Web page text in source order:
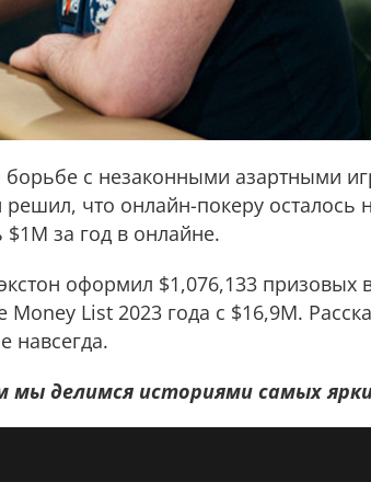
с незаконными азартными
решил, что онлайн-покеру осталось
за год в онлайне.
оформил $1,076,133 призовых
List 2023 года с $16,9M.
навсегда.
делимся историями самых